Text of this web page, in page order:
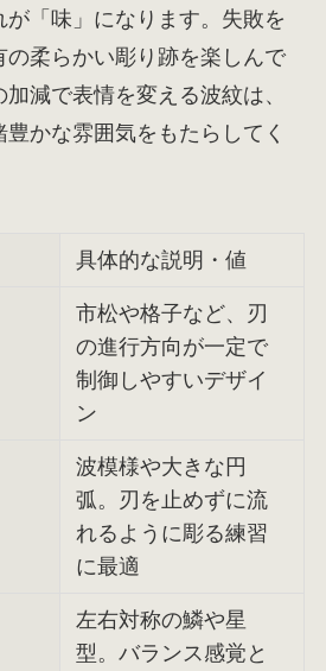
「味」になります。失敗を
柔らかい彫り跡を楽しんで
減で表情を変える波紋は、
かな雰囲気をもたらしてく
具体的な説明・値
市松や格子など、刃
の進行方向が一定で
制御しやすいデザイ
ン
波模様や大きな円
弧。刃を止めずに流
れるように彫る練習
に最適
左右対称の鱗や星
型。バランス感覚と